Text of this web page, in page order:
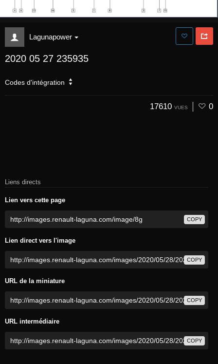
Lagunapower
2020 05 27 235935
Codes d'intégration
17610 VUES 0
Liens directs
Lien vers cette page
COPY
Lien direct vers l'image
COPY
URL de la miniature
COPY
URL intermédiaire
COPY